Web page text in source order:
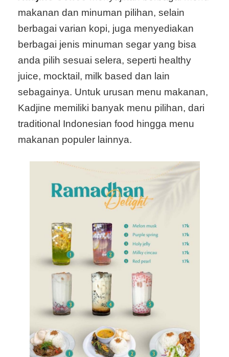
makanan dan minuman pilihan, selain
berbagai varian kopi, juga menyediakan
berbagai jenis minuman segar yang bisa
anda pilih sesuai selera, seperti healthy
juice, mocktail, milk based dan lain
sebagainya. Untuk urusan menu makanan,
Kadjine memiliki banyak menu pilihan, dari
traditional Indonesian food hingga menu
makanan populer lainnya.